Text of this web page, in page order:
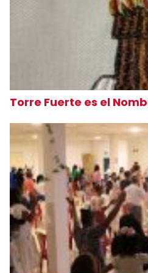
Torre Fuerte es el